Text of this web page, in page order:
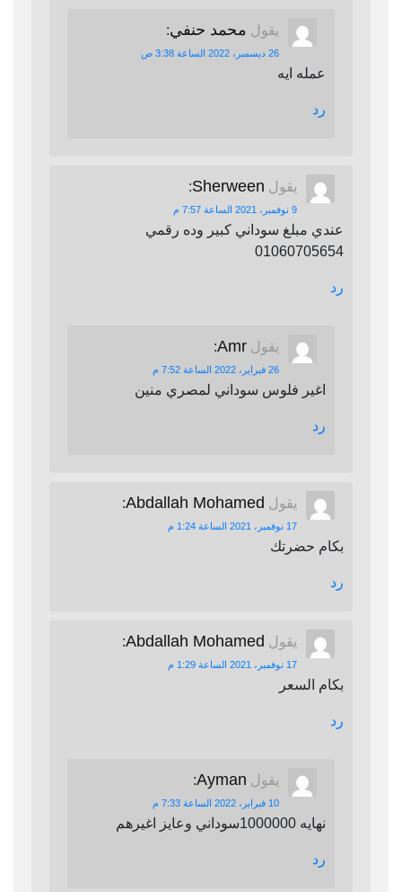
يقول محمد حنفي:
26 ديسمبر، 2022 الساعة 3:38 ص
عمله ايه
رد
يقول Sherween
:
9 نوفمبر، 2021 الساعة 7:57 م
عندي مبلغ سوداني كبير وده رقمي
01060705654
رد
يقول Amr
:
26 فبراير، 2022 الساعة 7:52 م
اغير فلوس سوداني لمصري منين
رد
يقول Abdallah Mohamed
:
17 نوفمبر، 2021 الساعة 1:24 م
بكام حضرتك
رد
يقول Abdallah Mohamed
:
17 نوفمبر، 2021 الساعة 1:29 م
بكام السعر
رد
يقول Ayman
:
10 فبراير، 2022 الساعة 7:33 م
نهايه 1000000سوداني وعايز اغيرهم
رد